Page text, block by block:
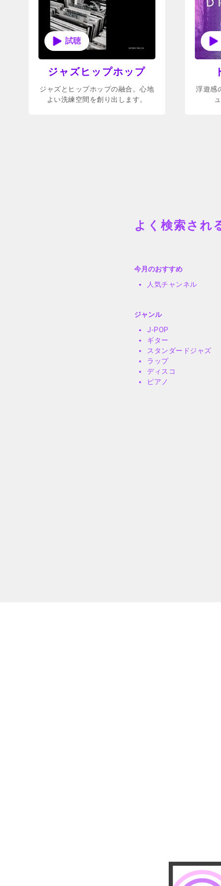
ジャズヒップホップ
ジャズとヒップホップの融合。心地
よい洗練空間を創り出します。
浮遊感
よく検索され
今月のおすすめ
人気チャンネル
ジャンル
J-POP
ギター
スタンダードジャズ
ラップ
ディスコ
ピアノ